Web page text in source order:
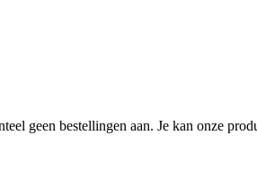
geen bestellingen aan. Je kan onze